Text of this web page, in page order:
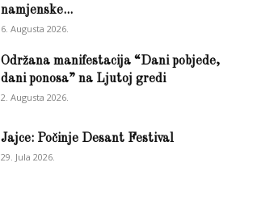
namjenske...
6. Augusta 2026.
Održana manifestacija “Dani pobjede,
dani ponosa” na Ljutoj gredi
2. Augusta 2026.
Jajce: Počinje Desant Festival
29. Jula 2026.